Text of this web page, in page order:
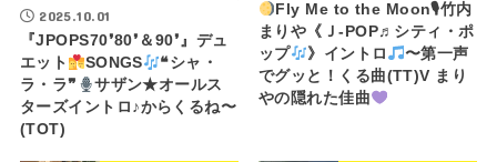
2025.10.01
『JPOPS70❜80❜＆90❜』デュ
エット
SONGS
❝シャ・
ラ・ラ❞
サザン★オールス
ターズイントロ♪からくるね〜
(TOT)
Fly Me to the Moon🎙竹内
まりや《Ｊ-POP♬シティ・ポ
ップ
》イントロ
〜第一声
でグッと！くる曲(TT)V まり
やの隠れた佳曲